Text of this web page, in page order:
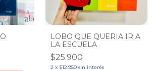
LOBO QUE QUERIA IR A
LA ESCUELA
$25.900
2 x $12.950 sin interés